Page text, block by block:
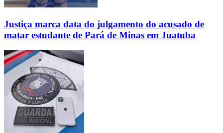
Justiça marca data do julgamento do acusado de
matar estudante de Pará de Minas em Juatuba